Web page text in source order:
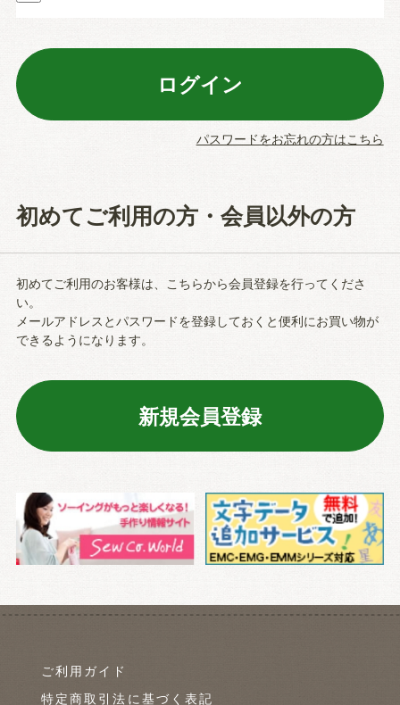
パスワードをお忘れの方はこちら
初めてご利用の方・会員以外の方
初めてご利用のお客様は、こちらから会員登録を行ってくださ
い。
メールアドレスとパスワードを登録しておくと便利にお買い物が
できるようになります。
ご利用ガイド
特定商取引法に基づく表記